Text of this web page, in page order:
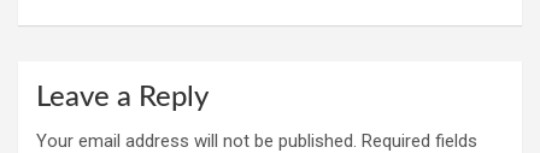
Leave a Reply
Your email address will not be published. Required fields